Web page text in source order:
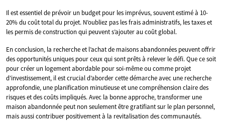
Il est essentiel de prévoir un budget pour les imprévus, souvent estimé à 10-
20% du coût total du projet. N’oubliez pas les frais administratifs, les taxes et
les permis de construction qui peuvent s’ajouter au coût global.
En conclusion, la recherche et l’achat de maisons abandonnées peuvent offrir
des opportunités uniques pour ceux qui sont prêts à relever le défi. Que ce soit
pour créer un logement abordable pour soi-même ou comme projet
d’investissement, il est crucial d’aborder cette démarche avec une recherche
approfondie, une planification minutieuse et une compréhension claire des
risques et des coûts impliqués. Avec la bonne approche, transformer une
maison abandonnée peut non seulement être gratifiant sur le plan personnel,
mais aussi contribuer positivement à la revitalisation des communautés.